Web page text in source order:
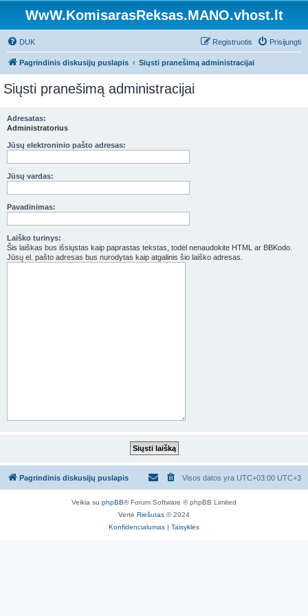
WwW.KomisarasReksas.MANO.vhost.lt
DUK Prisijungti
Registruotis
Pagrindinis diskusijų puslapis Siųsti pranešimą administracijai
Siųsti pranešimą administracijai
Adresatas:
Administratorius
Jūsų elektroninio pašto adresas:
Jūsų vardas:
Pavadinimas:
Laiško turinys:
Šis laiškas bus išsiųstas kaip paprastas tekstas, todėl nenaudokite HTML ar BBKodo.
Jūsų el. pašto adresas bus nurodytas kaip atgalinis šio laiško adresas.
Pagrindinis diskusijų puslapis Visos datos yra UTC+03:00 UTC+3
Veikia su phpBB® Forum Software © phpBB Limited
Vertė Riešutas © 2024
Konfidencialumas | Taisyklės